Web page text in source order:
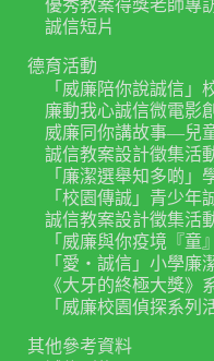
優秀教案得獎老師專
誠信短片
德育活動
「威廉陪你說誠信」
廉動我心誠信微電影
威廉同你講故事—兒
誠信教案設計徵集活
「廉潔選舉知多啲」
「校園傳誠」青少年
誠信教案設計徵集活
「威廉與你疫境『童
「愛‧誠信」小學廉
《大牙的終極大獎》
「威廉校園偵探系列
其他參考資料